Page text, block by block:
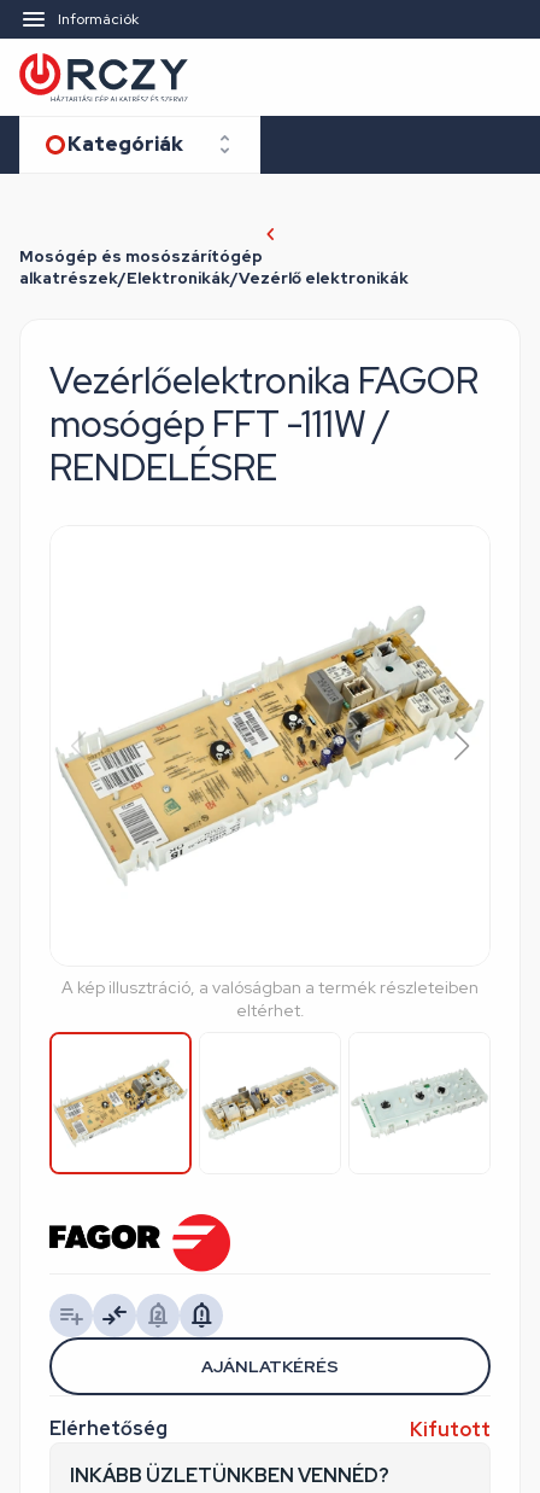
Információk
Kategóriák
Mosógép és mosószárítógép
alkatrészek/Elektronikák/Vezérlő elektronikák
Vezérlőelektronika FAGOR
mosógép FFT -111W /
RENDELÉSRE
A kép illusztráció, a valóságban a termék részleteiben
eltérhet.
Elérhetőség
Kifutott
INKÁBB ÜZLETÜNKBEN VENNÉD?
AJÁNLATKÉRÉS